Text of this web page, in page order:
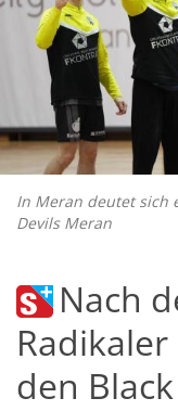
In Meran deutet sich
Devils Meran
Nach
den